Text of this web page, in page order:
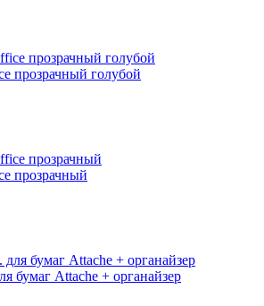
прозрачный голубой
прозрачный
бумаг Attache + органайзер